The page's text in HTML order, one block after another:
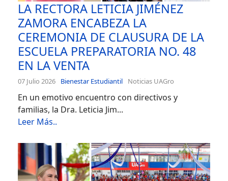
LA RECTORA LETICIA JIMÉNEZ
ZAMORA ENCABEZA LA
CEREMONIA DE CLAUSURA DE LA
ESCUELA PREPARATORIA NO. 48
EN LA VENTA
07 Julio 2026 Bienestar Estudiantil Noticias UAGro
En un emotivo encuentro con directivos y
familias, la Dra. Leticia Jim...
Leer Más..